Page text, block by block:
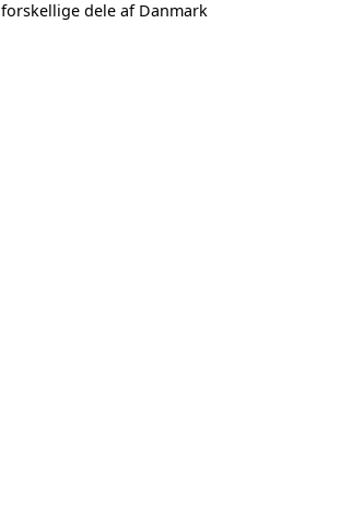
forskellige dele af Danmark